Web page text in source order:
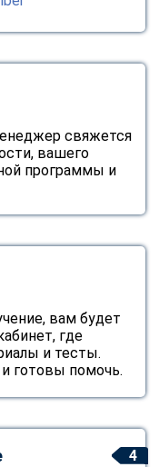
свяжется
вашего
программы и
вам будет
где
и тесты.
готовы помочь.
4